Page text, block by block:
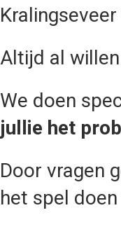
Altijd al
We doen
jullie het
Door vragen
het spel